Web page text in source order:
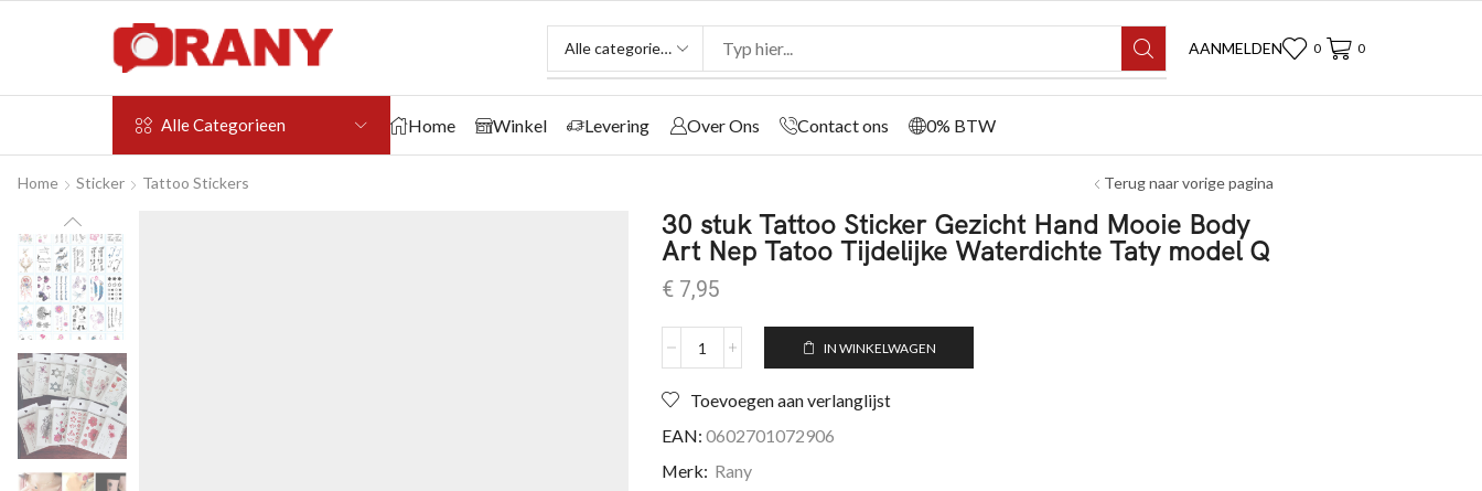
AANMELDEN 0 0
Alle Categorieen Home Winkel Levering Over Ons Contact ons 0% BTW
Home Sticker Tattoo Stickers Terug naar vorige pagina
30 stuk Tattoo Sticker Gezicht Hand Mooie Body
Art Nep Tatoo Tijdelijke Waterdichte Taty model Q
€ 7,95
IN WINKELWAGEN
Toevoegen aan verlanglijst
EAN: 0602701072906
Merk: Rany